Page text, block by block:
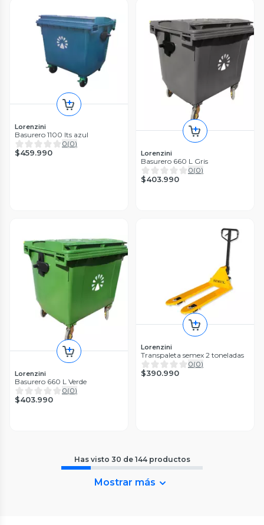
Lorenzini
Basurero 1100 lts azul
0(0)
$459.990 Lorenzini
Basurero 660 L Gris
0(0)
$403.990
Lorenzini
Basurero 660 L Verde
0(0)
$403.990
Lorenzini
Transpaleta semex 2 toneladas
0(0)
$390.990
Has visto 30 de 144 productos
Mostrar más